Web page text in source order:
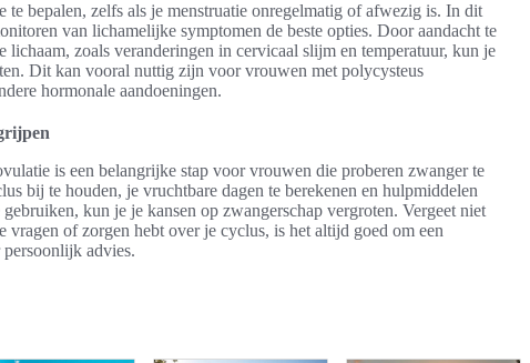
te bepalen, zelfs als je menstruatie onregelmatig of afwezig is. In dit
van lichamelijke symptomen de beste opties. Door aandacht te
lichaam, zoals veranderingen in cervicaal slijm en temperatuur, kun je
Dit kan vooral nuttig zijn voor vrouwen met polycysteus
hormonale aandoeningen.
is een belangrijke stap voor vrouwen die proberen zwanger te
bij te houden, je vruchtbare dagen te berekenen en hulpmiddelen
gebruiken, kun je je kansen op zwangerschap vergroten. Vergeet niet
vragen of zorgen hebt over je cyclus, is het altijd goed om een
advies.